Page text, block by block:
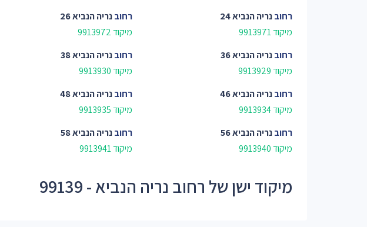
רחובנריה הנביא 24
מיקוד 9913971
רחובנריה הנביא 26
מיקוד 9913972
רחובנריה הנביא 36
מיקוד 9913929
רחובנריה הנביא 38
מיקוד 9913930
רחובנריה הנביא 46
מיקוד 9913934
רחובנריה הנביא 48
מיקוד 9913935
רחובנריה הנביא 56
מיקוד 9913940
רחובנריה הנביא 58
מיקוד 9913941
מיקוד ישן של רחוב נריה הנביא - 99139